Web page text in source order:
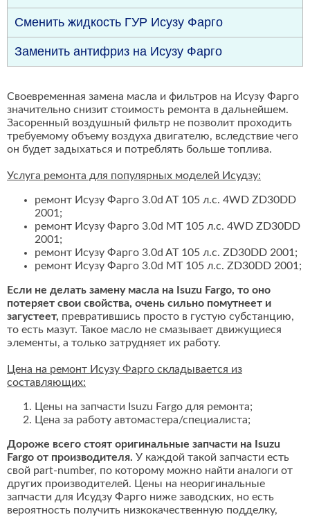
Сменить жидкость ГУР Исузу Фарго
Заменить антифриз на Исузу Фарго
Своевременная замена масла и фильтров на Исузу Фарго
значительно снизит стоимость ремонта в дальнейшем.
Засоренный воздушный фильтр не позволит проходить
требуемому объему воздуха двигателю, вследствие чего
он будет задыхаться и потреблять больше топлива.
Услуга ремонта для популярных моделей Исудзу:
ремонт Исузу Фарго 3.0d AT 105 л.с. 4WD ZD30DD
2001;
ремонт Исузу Фарго 3.0d MT 105 л.с. 4WD ZD30DD
2001;
ремонт Исузу Фарго 3.0d AT 105 л.с. ZD30DD 2001;
ремонт Исузу Фарго 3.0d MT 105 л.с. ZD30DD 2001;
Если не делать замену масла на Isuzu Fargo, то оно
потеряет свои свойства, очень сильно помутнеет и
загустеет, превратившись просто в густую субстанцию,
то есть мазут. Такое масло не смазывает движущиеся
элементы, а только затрудняет их работу.
Цена на ремонт Исузу Фарго складывается из
составляющих:
Цены на запчасти Isuzu Fargo для ремонта;
Цена за работу автомастера/специалиста;
Дороже всего стоят оригинальные запчасти на Isuzu
Fargo от производителя. У каждой такой запчасти есть
свой part-number, по которому можно найти аналоги от
других производителей. Цены на неоригинальные
запчасти для Исудзу Фарго ниже заводских, но есть
вероятность получить низкокачественную подделку,